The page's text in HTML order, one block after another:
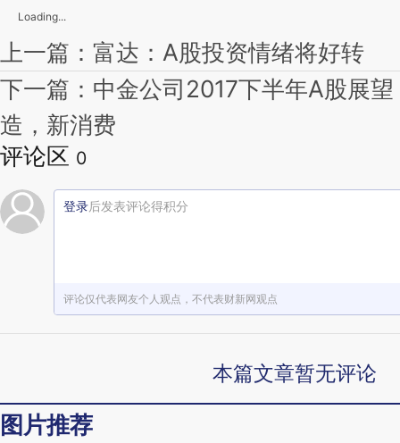
Loading...
上一篇：富达：A股投资情绪将好转
下一篇：中金公司2017下半年A股展
造，新消费
评论区 0
登录后发表评论得积分
评论仅代表网友个人观点，不代表财新网观点
本篇文章暂无评论
图片推荐